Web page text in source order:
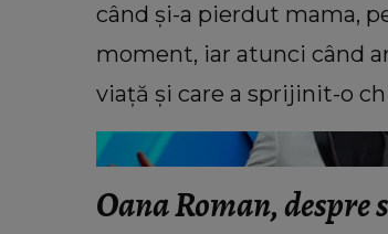
când și-a pierdut mama,
moment, iar atunci când
viață și care a sprijinit-o
Oana Roman, despre
Sora lui Mario
cutremurătoare
său. Ce spune tânăra
în care adolescentul
“Nu a fost